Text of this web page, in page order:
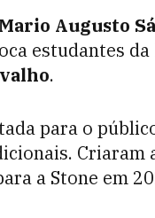
Mario Augusto
estudantes da
.
para o
Criaram
a Stone em